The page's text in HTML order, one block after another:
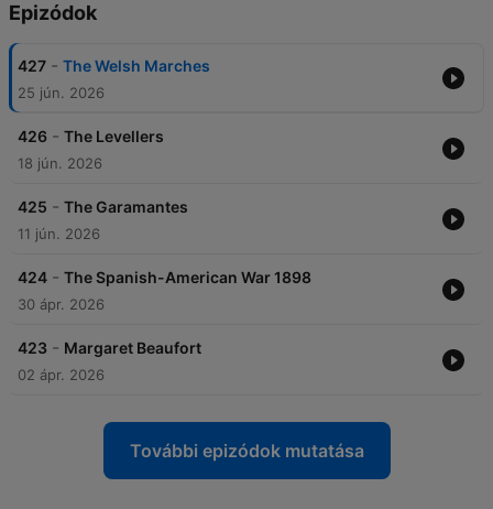
Epizódok
427 - The Welsh Marches
25 jún. 2026
426 - The Levellers
18 jún. 2026
425 - The Garamantes
11 jún. 2026
424 - The Spanish-American War 1898
30 ápr. 2026
423 - Margaret Beaufort
02 ápr. 2026
További epizódok mutatása